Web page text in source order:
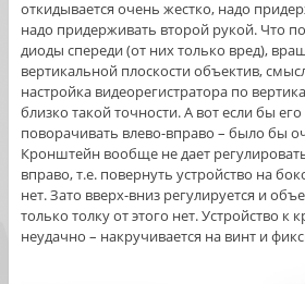
откидывается очень жестко, надо
надо придерживать второй рукой. Что
диоды спереди (от них только вред),
вертикальной плоскости объектив,
настройка видеорегистратора по
близко такой точности. А вот если бы
поворачивать влево-вправо – было бы
Кронштейн вообще не дает
вправо, т.е. повернуть устройство на
нет. Зато вверх-вниз регулируется и
только толку от этого нет. Устройство к
неудачно – накручивается на винт и